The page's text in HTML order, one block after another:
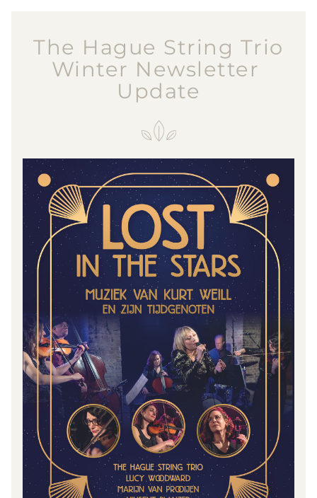
The Hague String Trio
Winter Newsletter
Update